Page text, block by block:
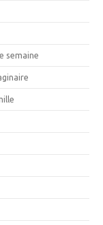
semaine